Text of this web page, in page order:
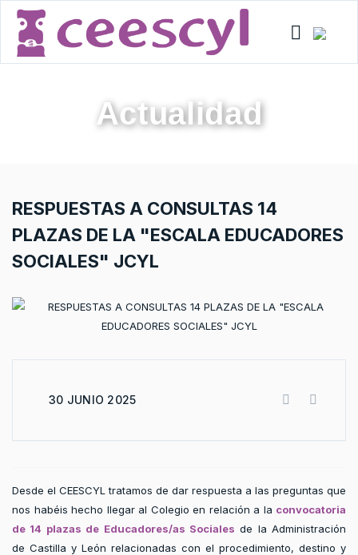
Actualidad
RESPUESTAS A CONSULTAS 14
PLAZAS DE LA "ESCALA EDUCADORES
SOCIALES" JCYL
30 JUNIO 2025
Desde el CEESCYL tratamos de dar respuesta a las preguntas que
nos habéis hecho llegar al Colegio en relación a la convocatoria
de 14 plazas de Educadores/as Sociales de la Administración
de Castilla y León relacionadas con el procedimiento, destino y